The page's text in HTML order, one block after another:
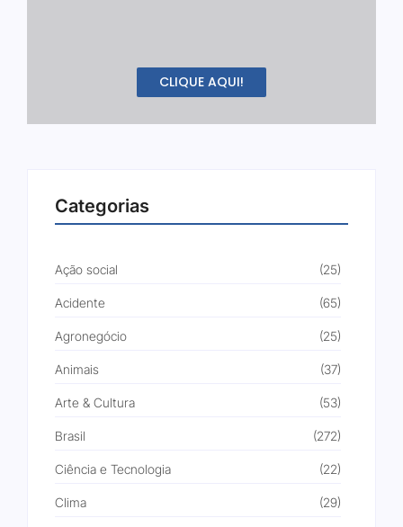
CLIQUE AQUI!
Categorias
Ação social (25)
Acidente (65)
Agronegócio (25)
Animais (37)
Arte & Cultura (53)
Brasil (272)
Ciência e Tecnologia (22)
Clima (29)